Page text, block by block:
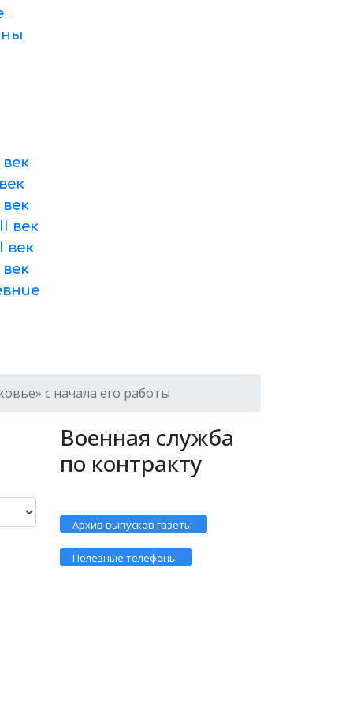
век
век
с начала его работы
Военная служба
по контракту
Архив выпусков газеты
Полезные телефоны